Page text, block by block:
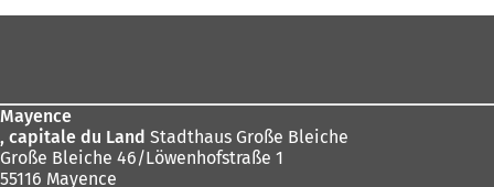
r
u
n
Mayence
, capitale du Land Stadthaus Große Bleiche
Große Bleiche 46/Löwenhofstraße 1
55116 Mayence